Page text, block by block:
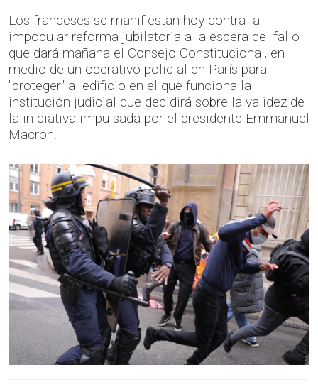
Los franceses se manifiestan hoy contra la
impopular reforma jubilatoria a la espera del fallo
que dará mañana el Consejo Constitucional, en
medio de un operativo policial en París para
"proteger" al edificio en el que funciona la
institución judicial que decidirá sobre la validez de
la iniciativa impulsada por el presidente Emmanuel
Macron.